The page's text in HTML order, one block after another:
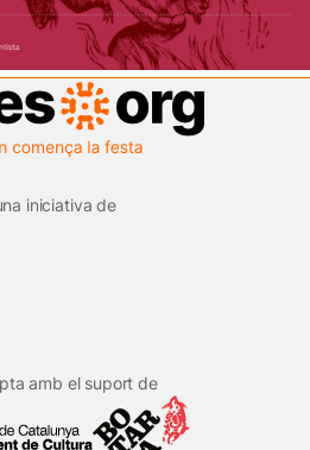
iniciativa de
amb el suport de